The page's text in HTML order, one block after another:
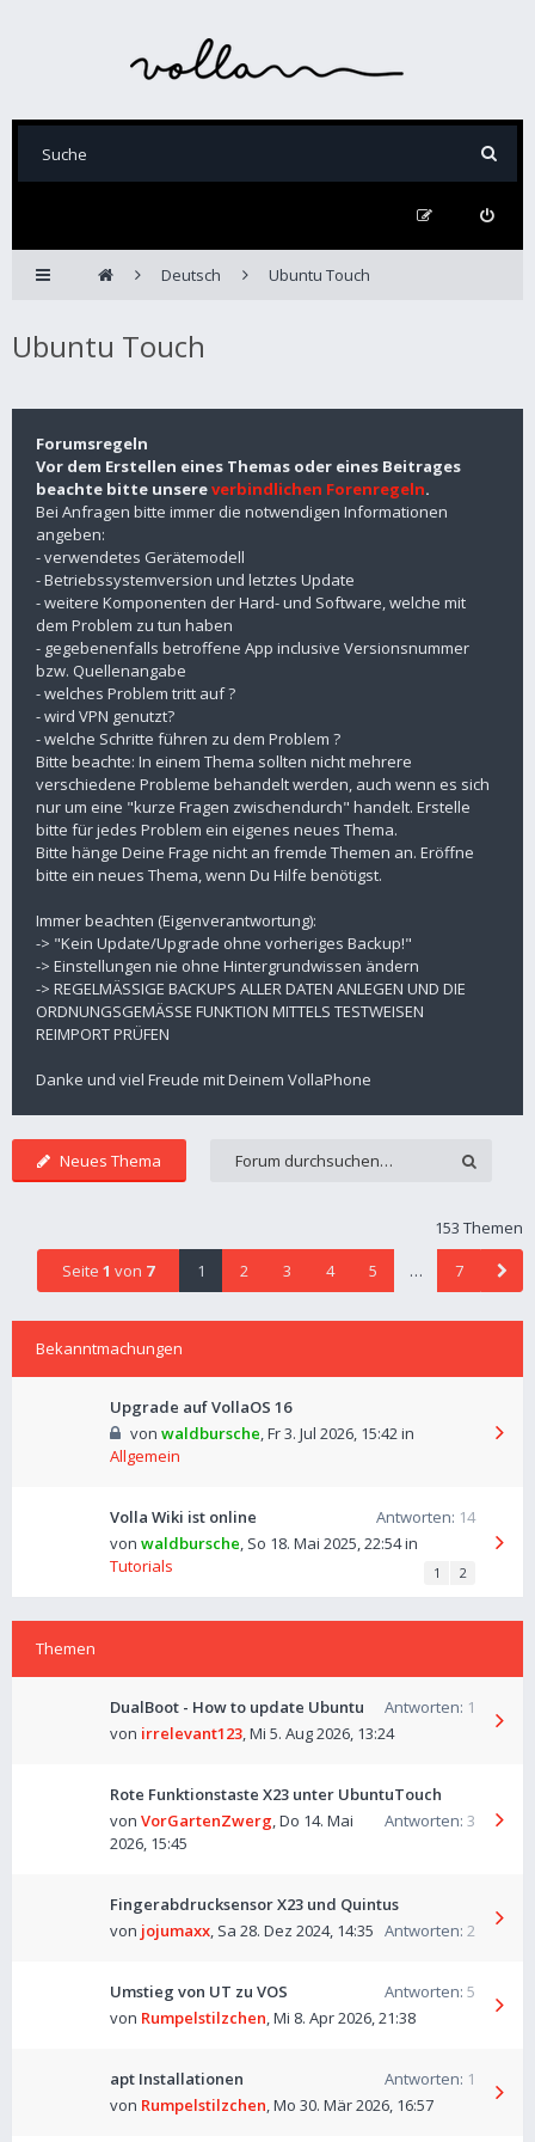
Deutsch Ubuntu Touch
Ubuntu Touch
Forumsregeln
Vor dem Erstellen eines Themas oder eines Beitrages
beachte bitte unsereverbindlichen Forenregeln.
Bei Anfragen bitte immer die notwendigen Informationen
angeben:
- verwendetes Gerätemodell
- Betriebssystemversion und letztes Update
- weitere Komponenten der Hard- und Software, welche mit
dem Problem zu tun haben
- gegebenenfalls betroffene App inclusive Versionsnummer
bzw. Quellenangabe
- welches Problem tritt auf ?
- wird VPN genutzt?
- welche Schritte führen zu dem Problem ?
Bitte beachte: In einem Thema sollten nicht mehrere
verschiedene Probleme behandelt werden, auch wenn es sich
nur um eine "kurze Fragen zwischendurch" handelt. Erstelle
bitte für jedes Problem ein eigenes neues Thema.
Bitte hänge Deine Frage nicht an fremde Themen an. Eröffne
bitte ein neues Thema, wenn Du Hilfe benötigst.
Immer beachten (Eigenverantwortung):
-> "Kein Update/Upgrade ohne vorheriges Backup!"
-> Einstellungen nie ohne Hintergrundwissen ändern
-> REGELMÄSSIGE BACKUPS ALLER DATEN ANLEGEN UND DIE
ORDNUNGSGEMÄSSE FUNKTION MITTELS TESTWEISEN
REIMPORT PRÜFEN
Danke und viel Freude mit Deinem VollaPhone
Neues Thema
153 Themen
Seite 1 von 7 1 2 3 4 5 … 7
Bekanntmachungen
Upgrade auf VollaOS 16
von waldbursche,Fr 3. Jul 2026, 15:42in
Allgemein
Volla Wiki ist online Antworten: 14
von waldbursche, So 18. Mai 2025, 22:54in
Tutorials
1 2
Themen
DualBoot - How to update Ubuntu Antworten: 1
von irrelevant123,Mi 5. Aug 2026, 13:24
Rote Funktionstaste X23 unter UbuntuTouch
Antworten: 3
von VorGartenZwerg,Do 14. Mai
2026, 15:45
Fingerabdrucksensor X23 und Quintus
Antworten: 2
von jojumaxx, Sa 28. Dez 2024, 14:35
Umstieg von UT zu VOS Antworten: 5
von Rumpelstilzchen,Mi 8. Apr 2026, 21:38
apt Installationen Antworten: 1
von Rumpelstilzchen,Mo 30. Mär 2026, 16:57